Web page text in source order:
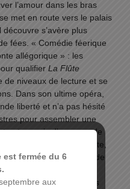
l’amour dans les bras
met en route vers le palais
s’avère plus
fées. « Comédie féerique
allégorique » : les
qualifier La Flûte
de niveaux de lecture et se
Dans son ultime opéra,
liberté et n’a pas hésité
pour assembler une
mais d’une grande
et de la marionnette,
s’empare avec malice de
qui se joue des
du chef Andreas
fermée du 6
aux